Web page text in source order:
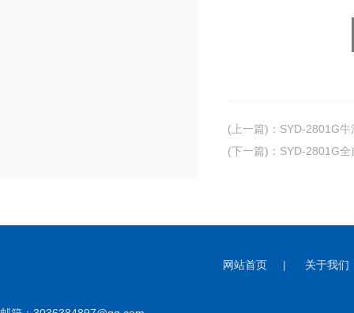
(上一篇) ： SYD-2801G
(下一篇) ： SYD-2801G
网站首页 | 关于我们